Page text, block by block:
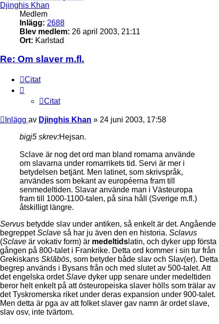
Djinghis Khan
Medlem
Inlägg: 2688
Blev medlem: 26 april 2003, 21:11
Ort: Karlstad
Re: Om slaver m.fl.
Citat
Citat
Inlägg av Djinghis Khan » 24 juni 2003, 17:58
bigj5 skrev:Hejsan.
Sclave är nog det ord man bland romarna använde
om slavarna under romarrikets tid. Servi är mer i
betydelsen betjänt. Men latinet, som skrivspråk,
användes som bekant av européerna fram till
senmedeltiden. Slavar använde man i Västeuropa
fram till 1000-1100-talen, på sina håll (Sverige m.fl.)
åtskilligt längre.
Servus betydde slav under antiken, så enkelt är det. Angående
begreppetSclave så har ju även den en historia. Sclavus
(Sclave är vokativ form) är medeltids latin, och dyker upp första
gången på 800-talet i Frankrike. Detta ord kommer i sin tur från
Grekiskans Sklãbōs, som betyder både slav och Slav(er). Detta
begrep används i Bysans från och med slutet av 500-talet. Att
det engelska ordetSlave dyker upp senare under medeltiden
beror helt enkelt på att östeuropeiska slaver hölls som trälar av
det Tyskromerska riket under deras expansion under 900-talet.
Men detta är pga av att folket slaver gav namn är ordet slave,
slav osv, inte tvärtom.